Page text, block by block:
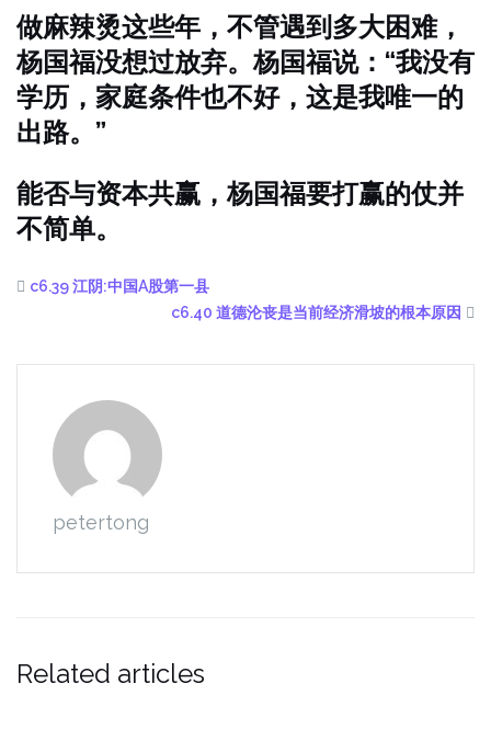
做麻辣烫这些年，不管遇到多大困难，
杨国福没想过放弃。杨国福说：“我没有
学历，家庭条件也不好，这是我唯一的
出路。”
能否与资本共赢，杨国福要打赢的仗并
不简单。
c6.39 江阴:中国A股第一县
c6.40 道德沦丧是当前经济滑坡的根本原因
petertong
Related articles